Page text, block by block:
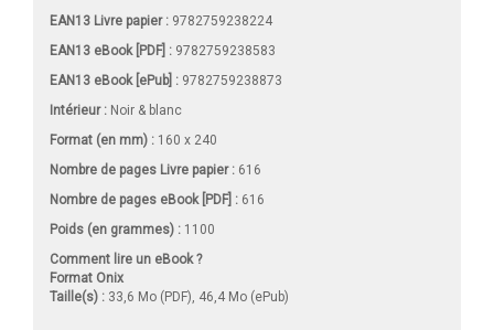
EAN13 Livre papier : 9782759238224
EAN13 eBook [PDF] : 9782759238583
EAN13 eBook [ePub] : 9782759238873
Intérieur : Noir & blanc
Format (en mm) : 160 x 240
Nombre de pages Livre papier: 616
Nombre de pages eBook [PDF] : 616
Poids (en grammes) : 1100
Comment lire un eBook ?
Format Onix
Taille(s) : 33,6 Mo (PDF), 46,4 Mo (ePub)